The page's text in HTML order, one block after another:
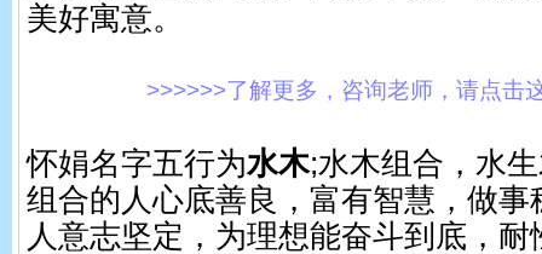
美好寓意。
>>>>>>了解更多，咨询老师，请点击
怀娟名字五行为水木;水木组合，水
组合的人心底善良，富有智慧，做事
人意志坚定，为理想能奋斗到底，